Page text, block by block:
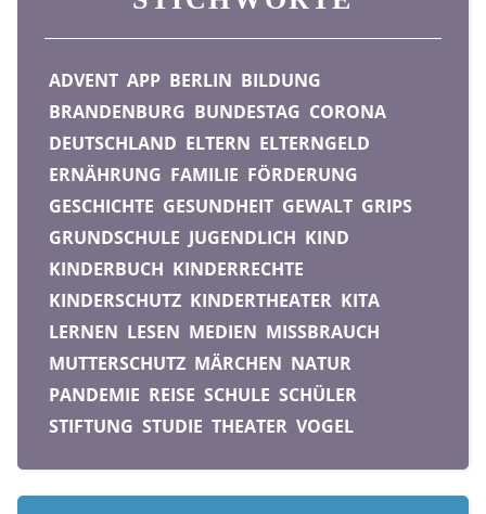
ADVENT APP BERLIN BILDUNG
BRANDENBURG BUNDESTAG CORONA
DEUTSCHLAND ELTERN ELTERNGELD
ERNÄHRUNG FAMILIE FÖRDERUNG
GESCHICHTE GESUNDHEIT GEWALT GRIPS
GRUNDSCHULE JUGENDLICH KIND
KINDERBUCH KINDERRECHTE
KINDERSCHUTZ KINDERTHEATER KITA
LERNEN LESEN MEDIEN MISSBRAUCH
MUTTERSCHUTZ MÄRCHEN NATUR
PANDEMIE REISE SCHULE SCHÜLER
STIFTUNG STUDIE THEATER VOGEL